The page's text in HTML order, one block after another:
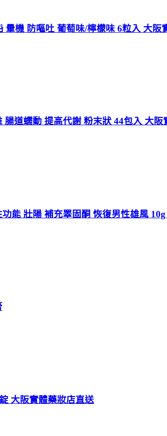
暈機 防嘔吐 葡萄味/檸檬味 6粒入 大阪
腸道蠕動 提高代謝 粉末狀 44包入 大阪
能 壯陽 補充睪固酮 恢復男性雄風
大阪實體藥妝店直送